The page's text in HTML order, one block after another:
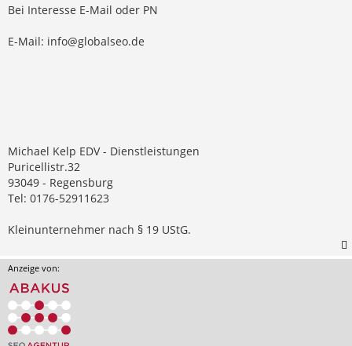
Bei Interesse E-Mail oder PN
E-Mail: info@globalseo.de
Michael Kelp EDV - Dienstleistungen
Puricellistr.32
93049 - Regensburg
Tel: 0176-52911623
Kleinunternehmer nach § 19 UStG.
Anzeige von: